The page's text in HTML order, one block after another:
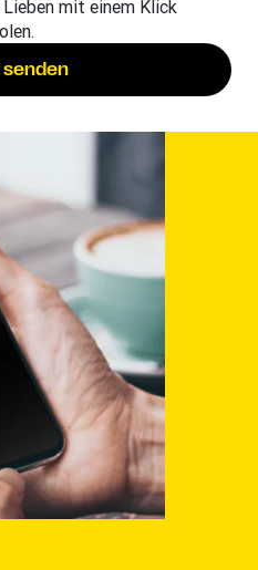
mit einem Klick